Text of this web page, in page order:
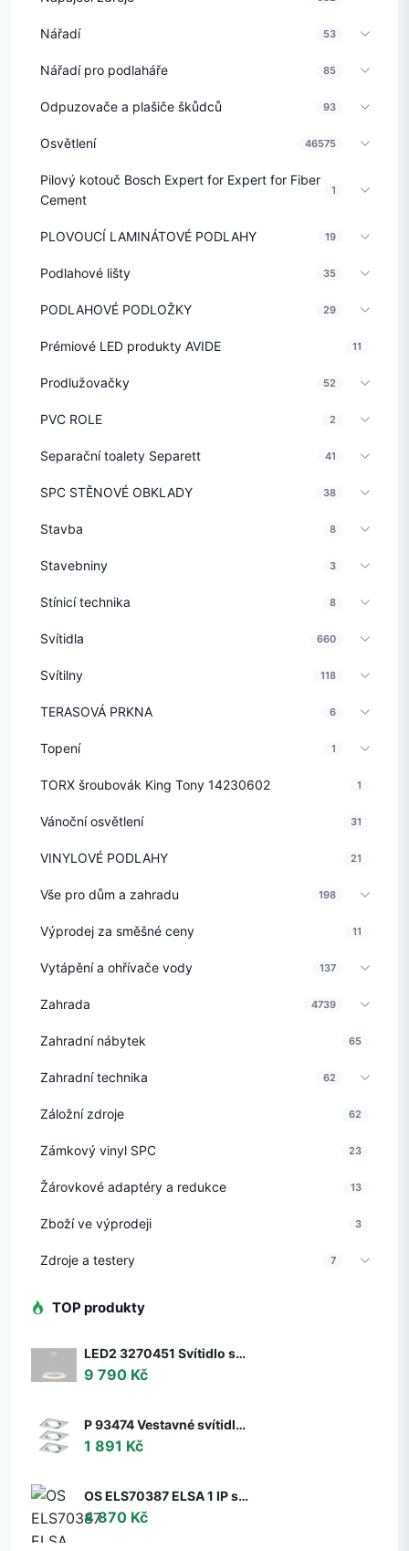
Nářadí 53
Nářadí pro podlaháře 85
Odpuzovače a plašiče škůdců 93
Osvětlení 46575
Pilový kotouč Bosch Expert for Expert for Fiber
Cement
1
PLOVOUCÍ LAMINÁTOVÉ PODLAHY 19
Podlahové lišty 35
PODLAHOVÉ PODLOŽKY 29
Prémiové LED produkty AVIDE 11
Prodlužovačky 52
PVC ROLE 2
Separační toalety Separett 41
SPC STĚNOVÉ OBKLADY 38
Stavba 8
Stavebniny 3
Stínicí technika 8
Svítidla 660
Svítilny 118
TERASOVÁ PRKNA 6
Topení 1
TORX šroubovák King Tony 14230602 1
Vánoční osvětlení 31
VINYLOVÉ PODLAHY 21
Vše pro dům a zahradu 198
Výprodej za směšné ceny 11
Vytápění a ohřívače vody 137
Zahrada 4739
Zahradní nábytek 65
Zahradní technika 62
Záložní zdroje 62
Zámkový vinyl SPC 23
Žárovkové adaptéry a redukce 13
Zboží ve výprodeji 3
Zdroje a testery 7
TOP produkty
LED2 3270451 Svítidlo stropní závěsné LED2 BELLA 60 P-Z, W 50W 2CCT 3000K/4000K - ON/OFF - nestmívatelné - LED2 Lighting
9 790 Kč
P 93474 Vestavné svítidlo LED Nova hranaté 3x6,5W GU10 hliník broušený nastavitelné 3-krokové-stmívatelné - PAULMANN
1 891 Kč
OS ELS70387 ELSA 1 IP stropní/nástěnné skleněné svítidlo bílá IP65 3000 K 9W LED DALI (původní kód OS 70387) - OSMONT
4 870 Kč